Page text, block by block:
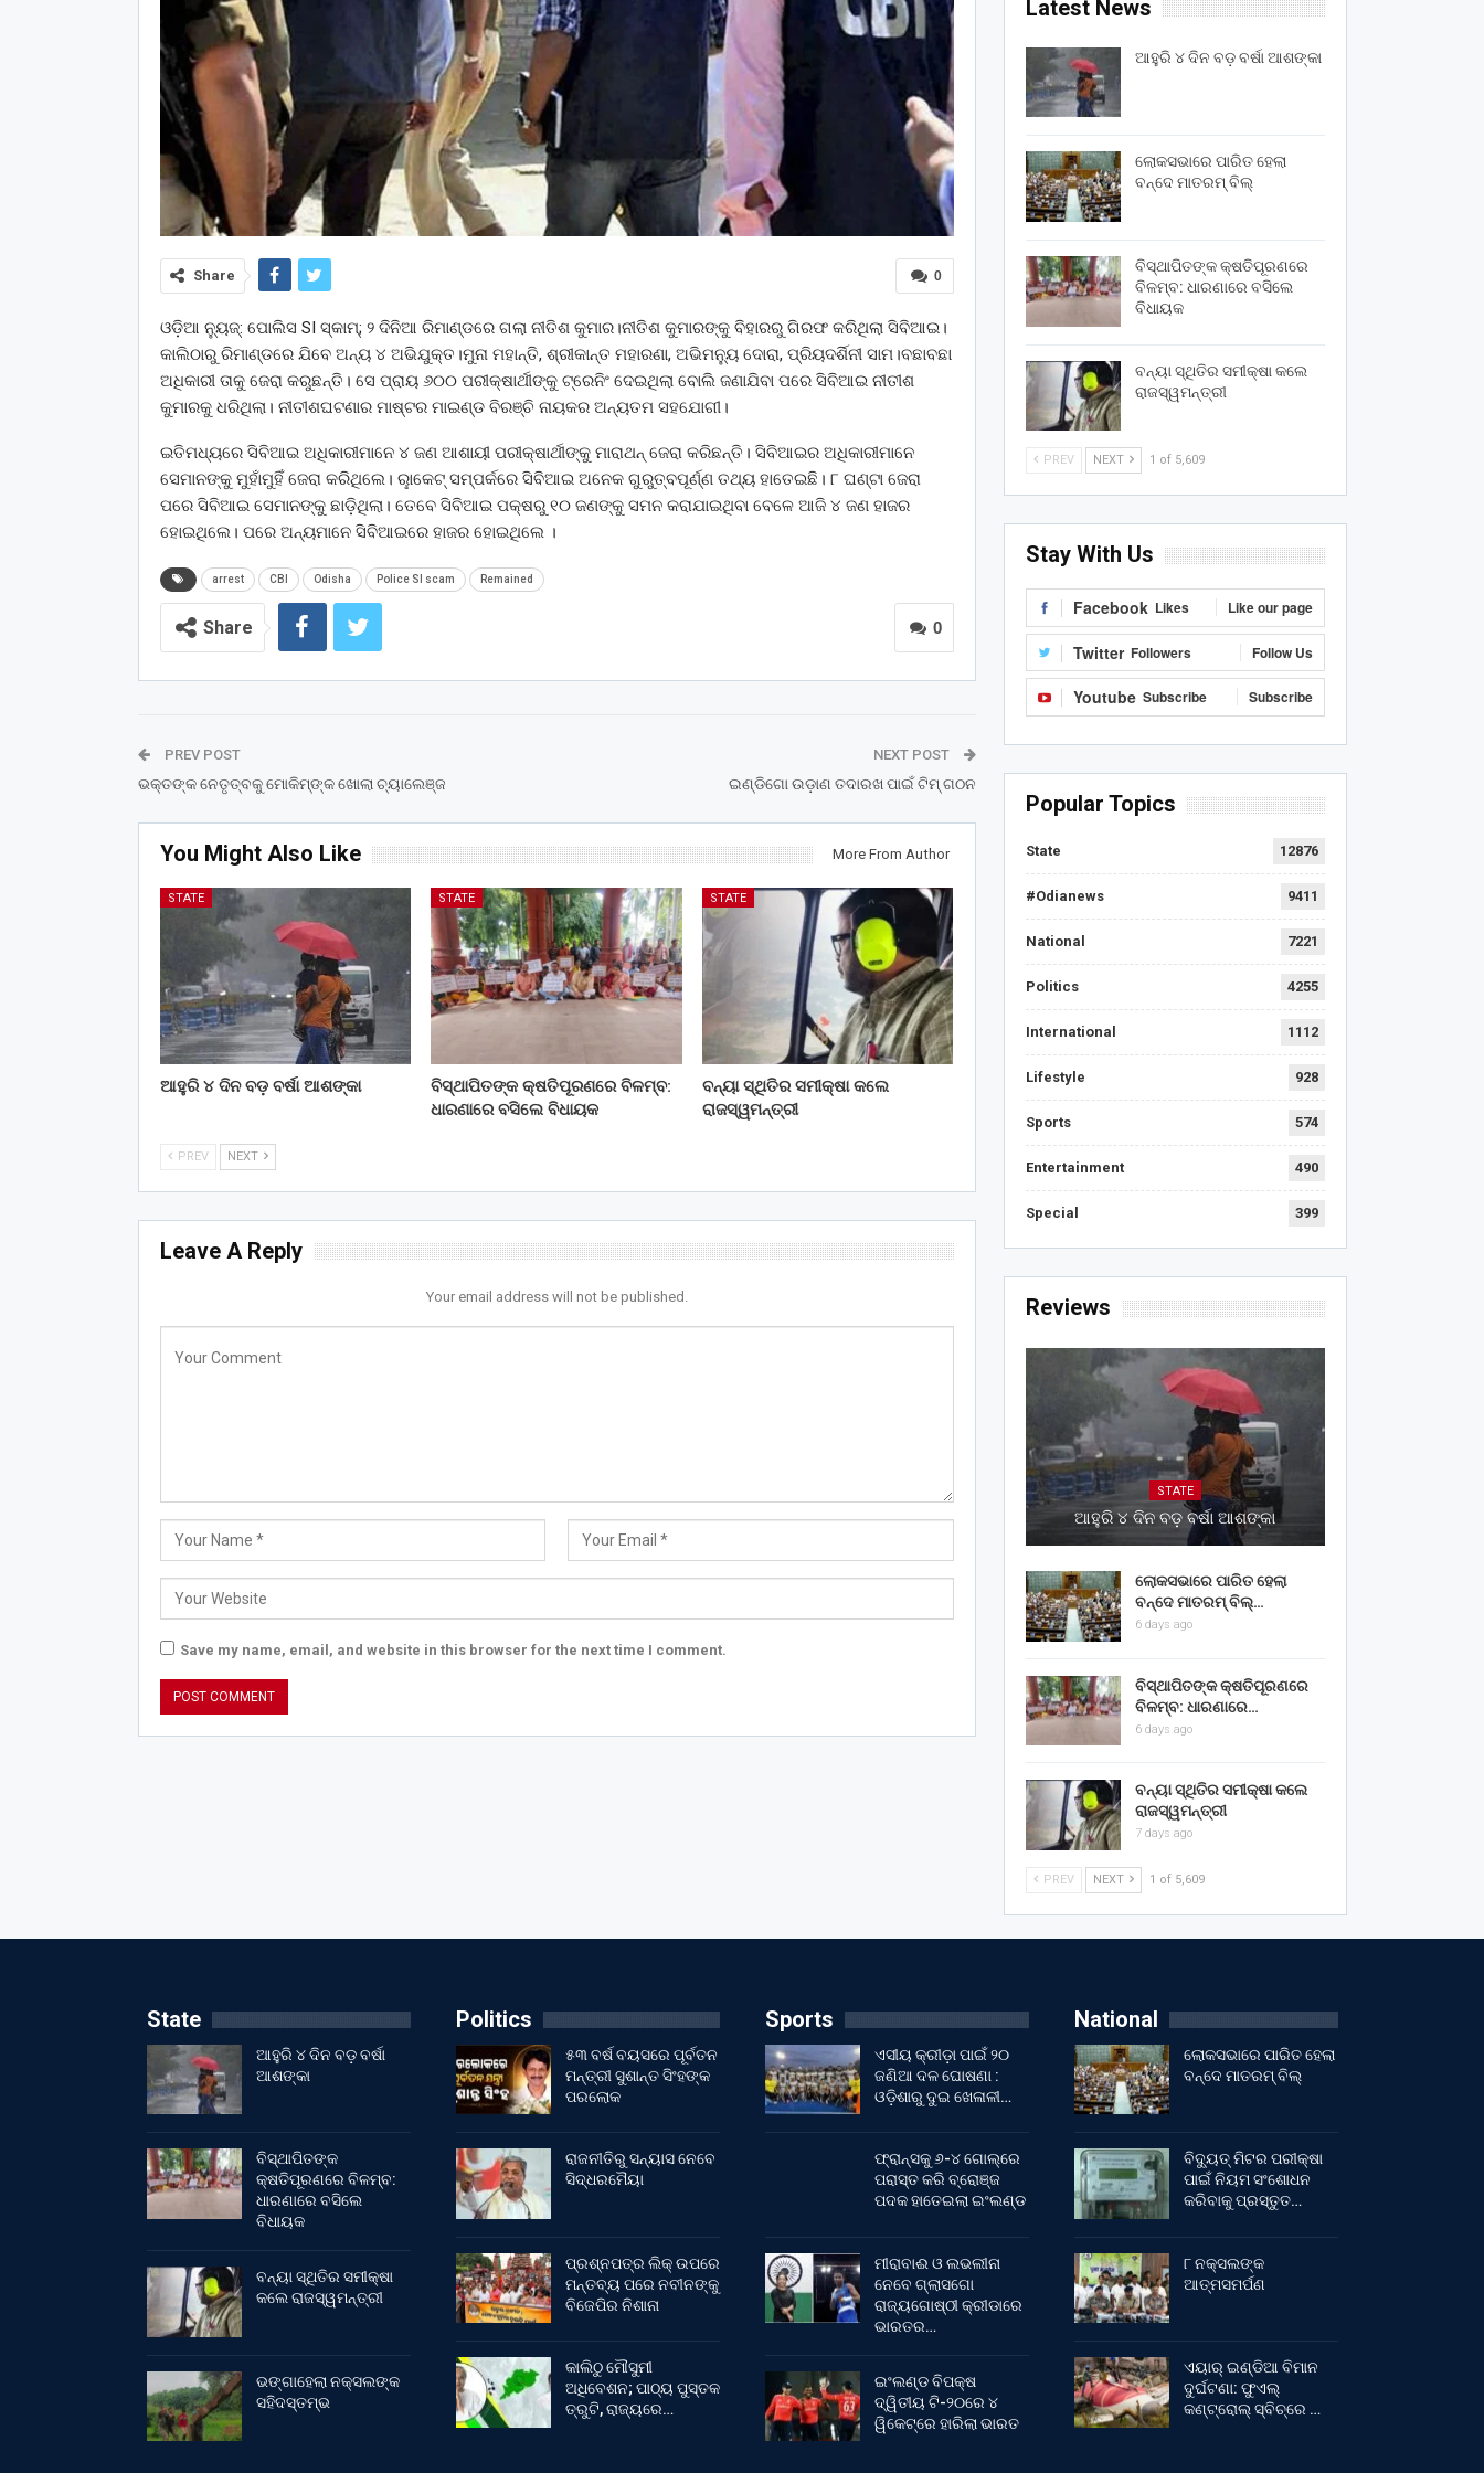
0
Share
ଓଡ଼ିଆ ନ୍ୟୁଜ୍: ପୋଲିସ SI ସ୍କାମ୍; ୨ ଦିନିଆ ରିମାଣ୍ଡରେ ଗଲା ନୀତିଶ କୁମାର।ନୀତିଶ କୁମାରଙ୍କୁ ବିହାରରୁ ଗିରଫ କରିଥିଲା ସିବିଆଇ।
କାଲିଠାରୁ ରିମାଣ୍ଡରେ ଯିବେ ଅନ୍ୟ ୪ ଅଭିଯୁକ୍ତ।ମୁନା ମହାନ୍ତି, ଶ୍ରୀକାନ୍ତ ମହାରଣା, ଅଭିମନ୍ୟୁ ଦୋରା, ପ୍ରିୟଦର୍ଶିନୀ ସାମ।ବଛାବଛା
ଅଧିକାରୀ ତାକୁ ଜେରା କରୁଛନ୍ତି। ସେ ପ୍ରାୟ ୬୦୦ ପରୀକ୍ଷାର୍ଥୀଙ୍କୁ ଟ୍ରେନିଂ ଦେଇଥିଲା ବୋଲି ଜଣାଯିବା ପରେ ସିବିଆଇ ନୀତୀଶ
କୁମାରକୁ ଧରିଥିଲା। ନୀତୀଶଘଟଣାର ମାଷ୍ଟର ମାଇଣ୍ଡ ବିରଞ୍ଚି ନାୟକର ଅନ୍ୟତମ ସହଯୋଗୀ।
ଇତିମଧ୍ୟରେ ସିବିଆଇ ଅଧିକାରୀମାନେ ୪ ଜଣ ଆଶାୟୀ ପରୀକ୍ଷାର୍ଥୀଙ୍କୁ ମାରାଥନ୍‌ ଜେରା କରିଛନ୍ତି। ସିବିଆଇର ଅଧିକାରୀମାନେ
ସେମାନଙ୍କୁ ମୁହାଁମୁହିଁ ଜେରା କରିଥିଲେ। ରୢାକେଟ୍‌ ସମ୍ପର୍କରେ ସିବିଆଇ ଅନେକ ଗୁରୁତ୍ବପୂର୍ଣ୍ଣ ତଥ୍ୟ ହାତେଇଛି। ୮ ଘଣ୍ଟା ଜେରା
ପରେ ସିବିଆଇ ସେମାନଙ୍କୁ ଛାଡ଼ିଥିଲା। ତେବେ ସିବିଆଇ ପକ୍ଷରୁ ୧୦ ଜଣଙ୍କୁ ସମନ କରାଯାଇଥିବା ବେଳେ ଆଜି ୪ ଜଣ ହାଜର
ହୋଇଥିଲେ। ପରେ ଅନ୍ୟମାନେ ସିବିଆଇରେ ହାଜର ହୋଇଥିଲେ ।
arrest CBI Odisha Police SI scam Remained
0
Share
PREV POST
ଭକ୍ତଙ୍କ ନେତୃତ୍ବକୁ ମୋକିମ୍‌ଙ୍କ ଖୋଲା ଚ୍ୟାଲେଞ୍ଜ
NEXT POST
ଇଣ୍ଡିଗୋ ଉଡ଼ାଣ ତଦାରଖ ପାଇଁ ଟିମ୍‌ ଗଠନ
You Might Also Like More From Author
STATE
ଆହୁରି ୪ ଦିନ ବଡ଼ ବର୍ଷା ଆଶଙ୍କା
STATE
ବିସ୍ଥାପିତଙ୍କ କ୍ଷତିପୂରଣରେ ବିଳମ୍ବ:
ଧାରଣାରେ ବସିଲେ ବିଧାୟକ
STATE
ବନ୍ୟା ସ୍ଥିତିର ସମୀକ୍ଷା କଲେ
ରାଜସ୍ୱମନ୍ତ୍ରୀ
PREV NEXT
Leave A Reply
Your email address will not be published.
Save my name, email, and website in this browser for the next time I comment.
Latest News
ଆହୁରି ୪ ଦିନ ବଡ଼ ବର୍ଷା ଆଶଙ୍କା
ଲୋକସଭାରେ ପାରିତ ହେଲା
ବନ୍ଦେ ମାତରମ୍‌ ବିଲ୍‌
ବିସ୍ଥାପିତଙ୍କ କ୍ଷତିପୂରଣରେ
ବିଳମ୍ବ: ଧାରଣାରେ ବସିଲେ
ବିଧାୟକ
ବନ୍ୟା ସ୍ଥିତିର ସମୀକ୍ଷା କଲେ
ରାଜସ୍ୱମନ୍ତ୍ରୀ
PREV NEXT 1 of 5,609
Stay With Us
Facebook Likes Like our page
Twitter Followers Follow Us
Youtube Subscribe Subscribe
Popular Topics
State 12876
#Odianews 9411
National 7221
Politics 4255
International 1112
Lifestyle 928
Sports 574
Entertainment 490
Special 399
Reviews
STATE
ଆହୁରି ୪ ଦିନ ବଡ଼ ବର୍ଷା ଆଶଙ୍କା
ଲୋକସଭାରେ ପାରିତ ହେଲା
ବନ୍ଦେ ମାତରମ୍‌ ବିଲ୍‌…
6 days ago
ବିସ୍ଥାପିତଙ୍କ କ୍ଷତିପୂରଣରେ
ବିଳମ୍ବ: ଧାରଣାରେ…
6 days ago
ବନ୍ୟା ସ୍ଥିତିର ସମୀକ୍ଷା କଲେ
ରାଜସ୍ୱମନ୍ତ୍ରୀ
7 days ago
PREV NEXT 1 of 5,609
State
ଆହୁରି ୪ ଦିନ ବଡ଼ ବର୍ଷା
ଆଶଙ୍କା
ବିସ୍ଥାପିତଙ୍କ
କ୍ଷତିପୂରଣରେ ବିଳମ୍ବ:
ଧାରଣାରେ ବସିଲେ
ବିଧାୟକ
ବନ୍ୟା ସ୍ଥିତିର ସମୀକ୍ଷା
କଲେ ରାଜସ୍ୱମନ୍ତ୍ରୀ
ଭଙ୍ଗାହେଲା ନକ୍ସଲଙ୍କ
ସହିଦସ୍ତମ୍ଭ
Politics
୫୩ ବର୍ଷ ବୟସରେ ପୂର୍ବତନ
ମନ୍ତ୍ରୀ ସୁଶାନ୍ତ ସିଂହଙ୍କ
ପରଲୋକ
ରାଜନୀତିରୁ ସନ୍ୟାସ ନେବେ
ସିଦ୍ଧରମୈୟା
ପ୍ରଶ୍ନପତ୍ର ଲିକ୍ ଉପରେ
ମନ୍ତବ୍ୟ ପରେ ନବୀନଙ୍କୁ
ବିଜେପିର ନିଶାନା
କାଲିଠୁ ମୌସୁମୀ
ଅଧିବେଶନ; ପାଠ୍ୟ ପୁସ୍ତକ
ତ୍ରୁଟି, ରାଜ୍ୟରେ…
Sports
ଏସୀୟ କ୍ରୀଡ଼ା ପାଇଁ ୨୦
ଜଣିଆ ଦଳ ଘୋଷଣା :
ଓଡ଼ିଶାରୁ ଦୁଇ ଖେଳାଳୀ…
ଫ୍ରାନ୍ସକୁ ୬-୪ ଗୋଲ୍‌ରେ
ପରାସ୍ତ କରି ବ୍ରୋଞ୍ଜ
ପଦକ ହାତେଇଲା ଇଂଲଣ୍ଡ
ମୀରାବାଈ ଓ ଲଭଲୀନା
ନେବେ ଗ୍ଲାସଗୋ
ରାଜ୍ୟଗୋଷ୍ଠୀ କ୍ରୀଡାରେ
ଭାରତର…
ଇଂଲଣ୍ଡ ବିପକ୍ଷ
ଦ୍ୱିତୀୟ ଟି-୨୦ରେ ୪
ୱିକେଟ୍‌ରେ ହାରିଲା ଭାରତ
National
ଲୋକସଭାରେ ପାରିତ ହେଲା
ବନ୍ଦେ ମାତରମ୍‌ ବିଲ୍‌
ବିଦ୍ୟୁତ୍ ମିଟର ପରୀକ୍ଷା
ପାଇଁ ନିୟମ ସଂଶୋଧନ
କରିବାକୁ ପ୍ରସ୍ତୁତ…
୮ ନକ୍ସଲଙ୍କ
ଆତ୍ମସମର୍ପଣ
ଏୟାର୍ ଇଣ୍ଡିଆ ବିମାନ
ଦୁର୍ଘଟଣା: ଫୁଏଲ୍‌
କଣ୍ଟ୍ରୋଲ୍‌ ସ୍ବିଚ୍‌ରେ …